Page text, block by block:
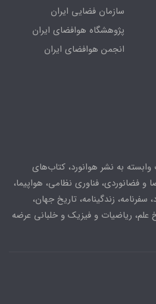
سازمان فضایی ایران
پژوهشگاه هوافضای ایران
انجمن هوافضای ایران
وابسته به نشر هوانورد، کتاب‌های
و فضانوردی، فناوری نظامی، هواپیما،
سفرنامه، زندگینامه، تاریخ جهان،
علم، ریاضیات و فیزیک و خلبانی عرضه